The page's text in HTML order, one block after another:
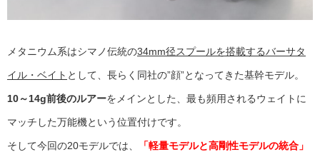
メタニウム系はシマノ伝統の34mm径スプールを搭載するバーサタ
イル・ベイト として、長らく同社の”顔”となってきた基幹モデル。
10～14g前後のルアーをメインとした、最も頻用されるウェイトに
マッチした万能機という位置付けです。
そして今回の20モデルでは、 「軽量モデルと高剛性モデルの統合」